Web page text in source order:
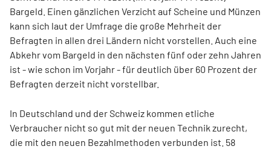
Bargeld. Einen gänzlichen Verzicht auf Scheine und Münzen
kann sich laut der Umfrage die große Mehrheit der
Befragten in allen drei Ländern nicht vorstellen. Auch eine
Abkehr vom Bargeld in den nächsten fünf oder zehn Jahren
ist - wie schon im Vorjahr - für deutlich über 60 Prozent der
Befragten derzeit nicht vorstellbar.
In Deutschland und der Schweiz kommen etliche
Verbraucher nicht so gut mit der neuen Technik zurecht,
die mit den neuen Bezahlmethoden verbunden ist. 58